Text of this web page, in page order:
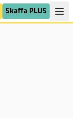
Skaffa PLUS